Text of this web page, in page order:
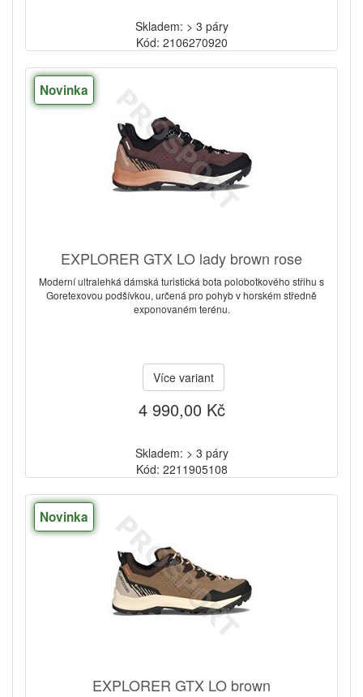
Skladem: > 3 páry
Kód: 2106270920
Novinka
EXPLORER GTX LO lady brown rose
Moderní ultralehká dámská turistická bota polobotkového střihu s
Goretexovou podšívkou, určená pro pohyb v horském středně
exponovaném terénu.
Více variant
4 990,00 Kč
Skladem: > 3 páry
Kód: 2211905108
Novinka
EXPLORER GTX LO brown